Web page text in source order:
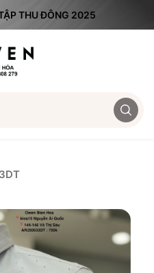
THU ĐÔNG 2025